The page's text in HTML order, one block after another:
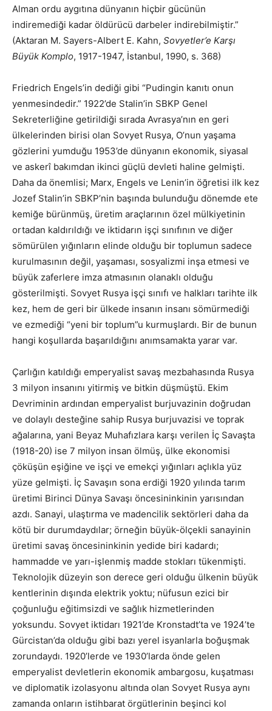
Alman ordu aygıtına dünyanın hiçbir gücünün
indiremediği kadar öldürücü darbeler indirebilmiştir.”
(Aktaran M. Sayers-Albert E. Kahn, Sovyetler’e Karşı
Büyük Komplo, 1917-1947, İstanbul, 1990, s. 368)
Friedrich Engels’in dediği gibi “Pudingin kanıtı onun
yenmesindedir.” 1922’de Stalin’in SBKP Genel
Sekreterliğine getirildiği sırada Avrasya’nın en geri
ülkelerinden birisi olan Sovyet Rusya, O’nun yaşama
gözlerini yumduğu 1953’de dünyanın ekonomik, siyasal
ve askerî bakımdan ikinci güçlü devleti haline gelmişti.
Daha da önemlisi; Marx, Engels ve Lenin’in öğretisi ilk kez
Jozef Stalin’in SBKP’nin başında bulunduğu dönemde ete
kemiğe bürünmüş, üretim araçlarının özel mülkiyetinin
ortadan kaldırıldığı ve iktidarın işçi sınıfının ve diğer
sömürülen yığınların elinde olduğu bir toplumun sadece
kurulmasının değil, yaşaması, sosyalizmi inşa etmesi ve
büyük zaferlere imza atmasının olanaklı olduğu
gösterilmişti. Sovyet Rusya işçi sınıfı ve halkları tarihte ilk
kez, hem de geri bir ülkede insanın insanı sömürmediği
ve ezmediği “yeni bir toplum”u kurmuşlardı. Bir de bunun
hangi koşullarda başarıldığını anımsamakta yarar var.
Çarlığın katıldığı emperyalist savaş mezbahasında Rusya
3 milyon insanını yitirmiş ve bitkin düşmüştü. Ekim
Devriminin ardından emperyalist burjuvazinin doğrudan
ve dolaylı desteğine sahip Rusya burjuvazisi ve toprak
ağalarına, yani Beyaz Muhafızlara karşı verilen İç Savaşta
(1918-20) ise 7 milyon insan ölmüş, ülke ekonomisi
çöküşün eşiğine ve işçi ve emekçi yığınları açlıkla yüz
yüze gelmişti. İç Savaşın sona erdiği 1920 yılında tarım
üretimi Birinci Dünya Savaşı öncesininkinin yarısından
azdı. Sanayi, ulaştırma ve madencilik sektörleri daha da
kötü bir durumdaydılar; örneğin büyük-ölçekli sanayinin
üretimi savaş öncesininkinin yedide biri kadardı;
hammadde ve yarı-işlenmiş madde stokları tükenmişti.
Teknolojik düzeyin son derece geri olduğu ülkenin büyük
kentlerinin dışında elektrik yoktu; nüfusun ezici bir
çoğunluğu eğitimsizdi ve sağlık hizmetlerinden
yoksundu. Sovyet iktidarı 1921’de Kronstadt’ta ve 1924’te
Gürcistan’da olduğu gibi bazı yerel isyanlarla boğuşmak
zorundaydı. 1920’lerde ve 1930’larda önde gelen
emperyalist devletlerin ekonomik ambargosu, kuşatması
ve diplomatik izolasyonu altında olan Sovyet Rusya aynı
zamanda onların istihbarat örgütlerinin beşinci kol